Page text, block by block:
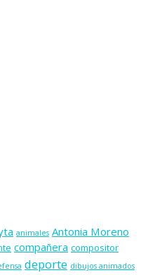
animales Antonia Moreno
compañera compositor
deporte dibujos animados